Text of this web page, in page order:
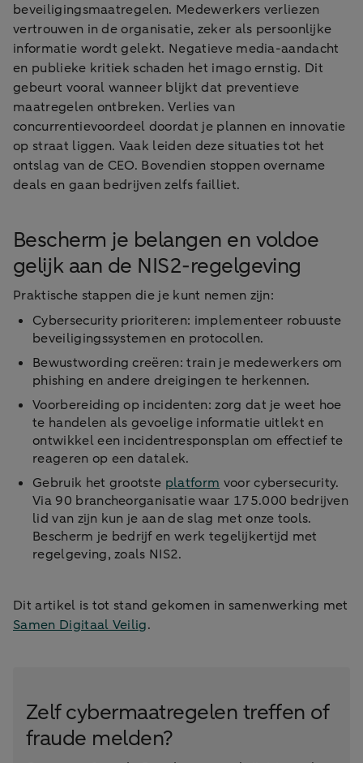
beveiligingsmaatregelen. Medewerkers verliezen
vertrouwen in de organisatie, zeker als persoonlijke
informatie wordt gelekt. Negatieve media-aandacht
en publieke kritiek schaden het imago ernstig. Dit
gebeurt vooral wanneer blijkt dat preventieve
maatregelen ontbreken. Verlies van
concurrentievoordeel doordat je plannen en innovatie
op straat liggen. Vaak leiden deze situaties tot het
ontslag van de CEO. Bovendien stoppen overname
deals en gaan bedrijven zelfs failliet.
Bescherm je belangen en voldoe
gelijk aan de NIS2-regelgeving
Praktische stappen die je kunt nemen zijn:
Cybersecurity prioriteren: implementeer robuuste
beveiligingssystemen en protocollen.
Bewustwording creëren: train je medewerkers om
phishing en andere dreigingen te herkennen.
Voorbereiding op incidenten: zorg dat je weet hoe
te handelen als gevoelige informatie uitlekt en
ontwikkel een incidentresponsplan om effectief te
reageren op een datalek.
Gebruik het grootste platform voor cybersecurity.
Via 90 brancheorganisatie waar 175.000 bedrijven
lid van zijn kun je aan de slag met onze tools.
Bescherm je bedrijf en werk tegelijkertijd met
regelgeving, zoals NIS2.
Dit artikel is tot stand gekomen in samenwerking met
Samen Digitaal Veilig.
Zelf cybermaatregelen treffen of
fraude melden?